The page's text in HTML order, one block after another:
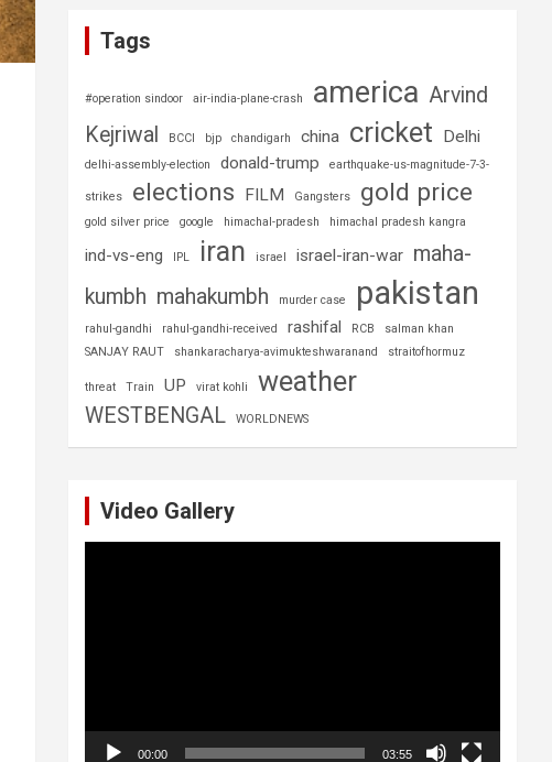
Tags
#operation sindoor air-india-plane-crash america Arvind
Kejriwal
BCCI bjp chandigarh china cricket Delhi
delhi-assembly-election donald-trump earthquake-us-magnitude-7-3-
strikes elections FILM Gangsters gold price
gold silver price google himachal-pradesh himachal pradesh kangra
ind-vs-eng IPL iran israel israel-iran-war maha-
kumbh mahakumbh murder case pakistan
rahul-gandhi rahul-gandhi-received rashifal RCB
salman khan
SANJAY RAUT
shankaracharya-avimukteshwaranand straitofhormuz
threat Train UP virat kohli weather
WESTBENGAL WORLDNEWS
Video Gallery
00:00 03:55